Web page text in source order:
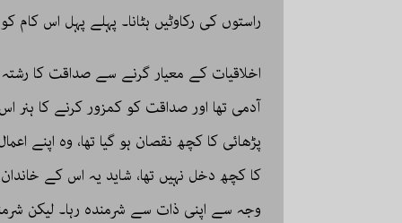
راستوں کی رکاوٹیں ہٹانا۔ پہلے پہل اس
اخلاقیات کے معیار گرنے سے صداقت کا رشتہ
آدمی تھا اور صداقت کو کمزور کرنے کا ہنر
پڑھائی کا کچھ نقصان ہو گیا تھا، وہ اپنے
کا کچھ دخل نہیں تھا، شاید یہ اس کے
وجہ سے اپنی ذات سے شرمندہ رہا۔ لیکن